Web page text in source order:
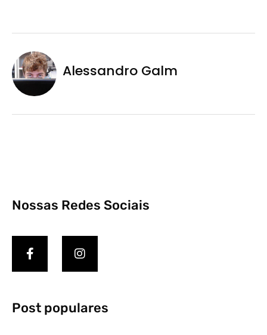
Alessandro Galm
Nossas Redes Sociais
Post populares